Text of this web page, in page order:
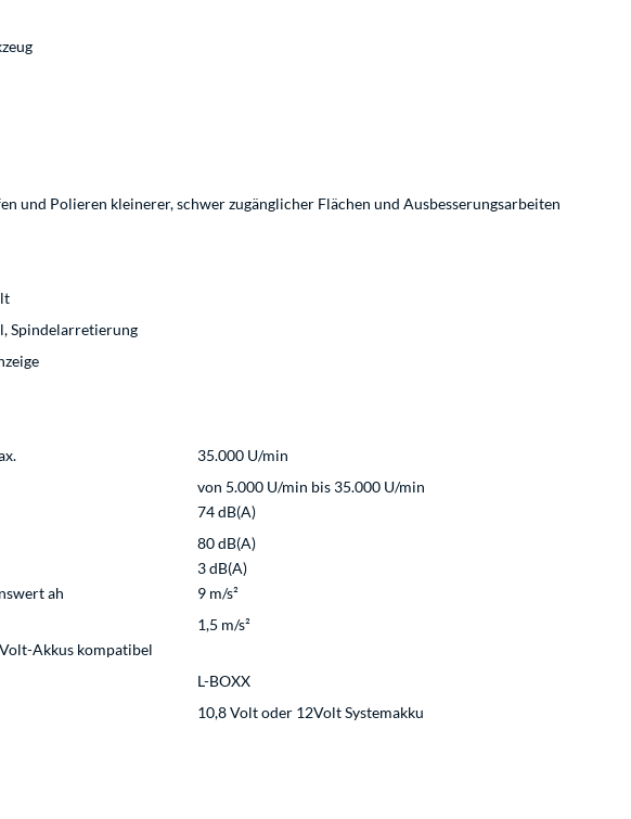
und Polieren kleinerer, schwer zugänglicher Flächen und Ausbesserungsarbeiten
Spindelarretierung
35.000 U/min
von 5.000 U/min bis 35.000 U/min
74 dB(A)
80 dB(A)
3 dB(A)
ah
9 m/s²
1,5 m/s²
Akkus kompatibel
L-BOXX
10,8 Volt oder 12Volt Systemakku